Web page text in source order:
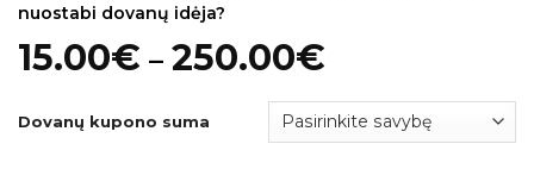
nuostabi dovanų idėja?
15.00€ – 250.00€
Dovanų kupono suma